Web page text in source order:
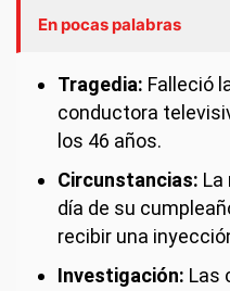
En pocas palabras
Tragedia: Falleció
conductora
los 46 años.
Circunstancias: La
día de su
recibir una
Investigación: Las